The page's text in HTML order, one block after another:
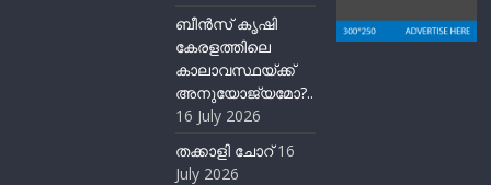
ബീന്‍സ് കൃഷി
കേരളത്തിലെ
കാലാവസ്ഥയ്ക്ക്
അനുയോജ്യമോ?..
16 July 2026
തക്കാളി ചോറ് 16
July 2026